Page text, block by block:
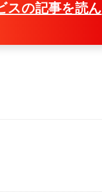
スの記事を読ん